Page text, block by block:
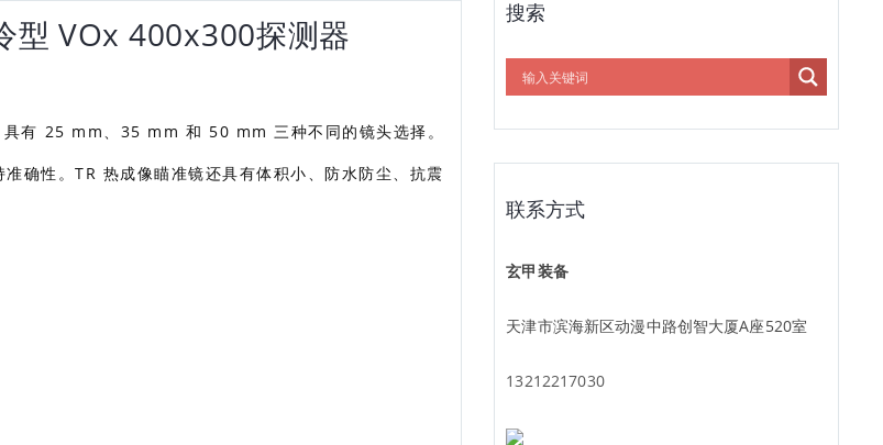
型 VOx 400x300探测器
有 25 mm、35 mm 和 50 mm 三种不同的镜头选择。
确性。TR 热成像瞄准镜还具有体积小、防水防尘、抗震
搜索
联系方式
玄甲装备
天津市滨海新区动漫中路创智大厦A座520室
13212217030